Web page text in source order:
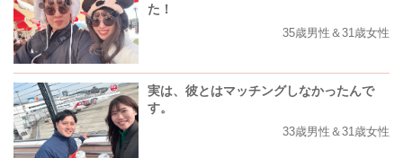
た！
35歳男性＆31歳女性
実は、彼とはマッチングしなかったんで
す。
33歳男性＆31歳女性